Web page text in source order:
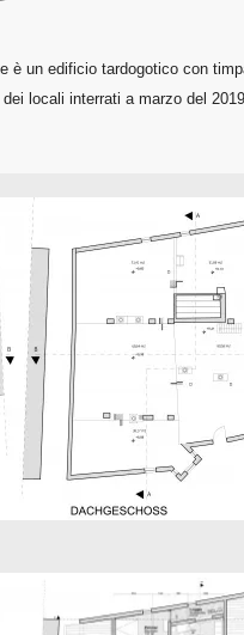
è un edificio tardogotico con
locali interrati a marzo del